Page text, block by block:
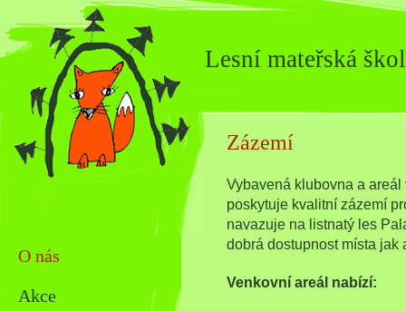
Zázemí
Vybavená klubovna a
poskytuje kvalitní zázemí
navazuje na listnatý les
dobrá dostupnost místa jak
Venkovní areál nabízí:
Lesní mateřská
O nás
Akce